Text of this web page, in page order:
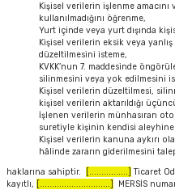
Kişisel verilerin işlenme amacını
kullanılmadığını öğrenme,
Yurt içinde veya yurt dışında
Kişisel verilerin eksik veya
düzeltilmesini isteme,
KVKK’nun 7. maddesinde
silinmesini veya yok edilmesini
Kişisel verilerin düzeltilmesi,
kişisel verilerin aktarıldığı
İşlenen verilerin münhasıran
suretiyle kişinin kendisi
Kişisel verilerin kanuna aykırı
hâlinde zararın giderilmesini
haklarına sahiptir.
[................] Ticaret
kayıtlı, [.............................]
MERSİS